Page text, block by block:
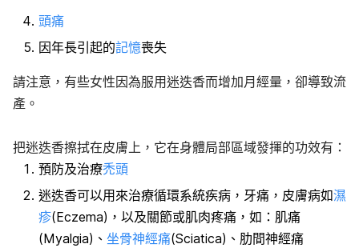
頭痛
因年長引起的記憶喪失
請注意，有些女性因為服用迷迭香而增加月經量 ，卻導致流
產。
把迷迭香擦拭在皮膚上，它在身體局部區域發揮的功效有：
預防及治療禿頭
迷迭香可以用來治療循環系統疾病，牙痛，皮膚病如濕
疹(Eczema)，以及關節或肌肉疼痛，如：肌痛
(Myalgia)、 坐骨神經痛(Sciatica)、肋間神經痛